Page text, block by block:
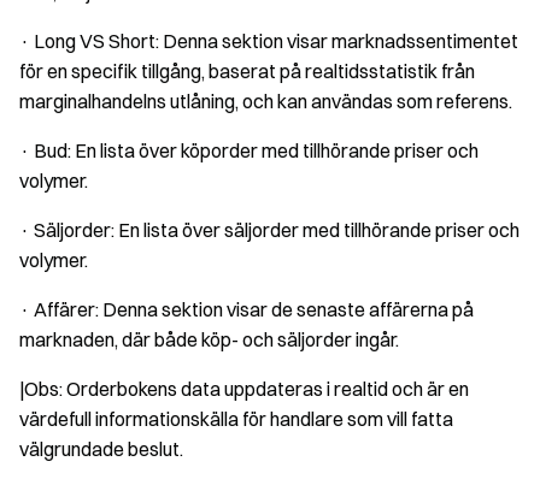
· Long VS Short: Denna sektion visar marknadssentimentet
för en specifik tillgång, baserat på realtidsstatistik från
marginalhandelns utlåning, och kan användas som referens.
· Bud: En lista över köporder med tillhörande priser och
volymer.
· Säljorder: En lista över säljorder med tillhörande priser och
volymer.
· Affärer: Denna sektion visar de senaste affärerna på
marknaden, där både köp- och säljorder ingår.
|Obs: Orderbokens data uppdateras i realtid och är en
värdefull informationskälla för handlare som vill fatta
välgrundade beslut.